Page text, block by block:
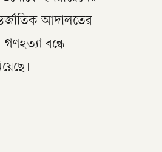
আদালতের
বন্ধে